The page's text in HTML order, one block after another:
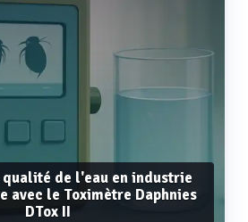
de l'eau en industrie
avec le Toximètre Daphnies
DTox II